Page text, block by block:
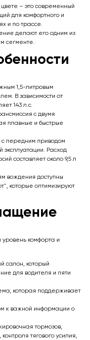
– это современный
для комфортного и
и по трассе.
делают его одним из
сегменте.
1,5-литровым
В зависимости от
143 л.с.
с двумя
плавные и быстрые
с передним приводом
эксплуатации. Расход
составляет около 9,5 л
вождения доступны
которые оптимизируют
комфорта и
салон, который
для водителя и пяти
которая поддерживает
к важной информации о
тормозов,
тягового усилия,